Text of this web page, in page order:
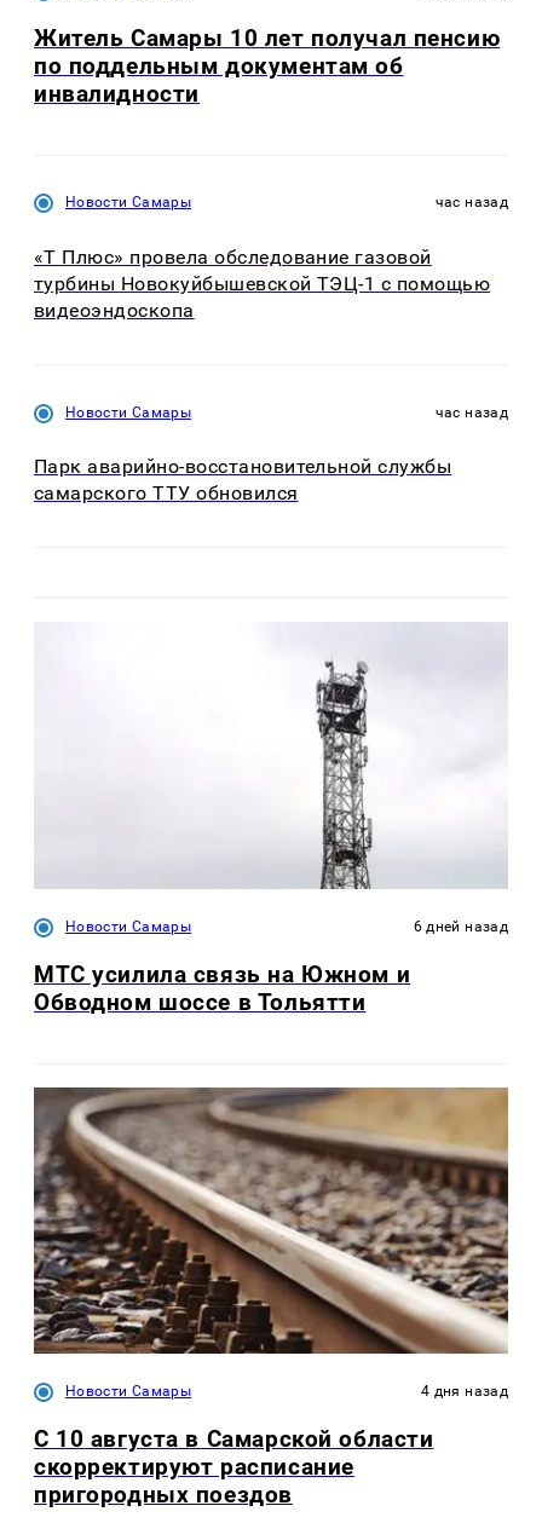
Житель Самары 10 лет получал пенсию
по поддельным документам об
инвалидности
Новости Самары час назад
«Т Плюс» провела обследование газовой
турбины Новокуйбышевской ТЭЦ-1 с помощью
видеоэндоскопа
Новости Самары час назад
Парк аварийно-восстановительной службы
самарского ТТУ обновился
Новости Самары 6 дней назад
МТС усилила связь на Южном и
Обводном шоссе в Тольятти
Новости Самары 4 дня назад
С 10 августа в Самарской области
скорректируют расписание
пригородных поездов